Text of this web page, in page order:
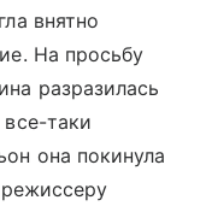
внятно
На просьбу
разразилась
таки
она покинула